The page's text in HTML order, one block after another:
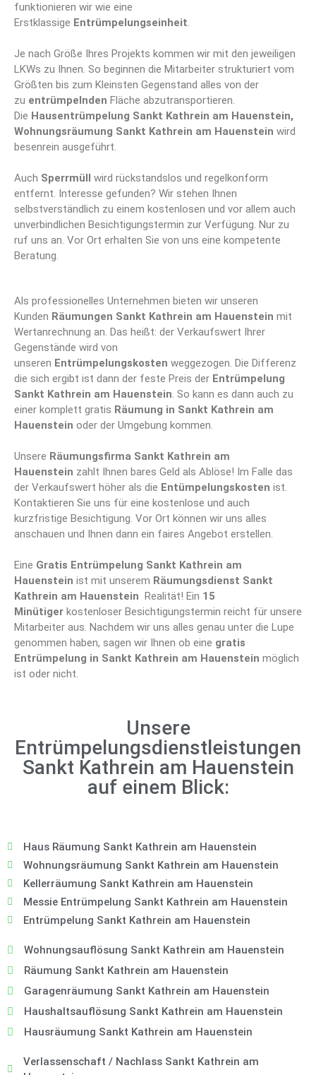
funktionieren wir wie eine
Erstklassige Entrümpelungseinheit.
Je nach Größe Ihres Projekts kommen wir mit den jeweiligen
LKWs zu Ihnen. So beginnen die Mitarbeiter strukturiert vom
Größten bis zum Kleinsten Gegenstand alles von der
zu entrümpelnden Fläche abzutransportieren.
Die Hausentrümpelung Sankt Kathrein am Hauenstein,
Wohnungsräumung Sankt Kathrein am Hauenstein wird
besenrein ausgeführt.
Auch Sperrmüll wird rückstandslos und regelkonform
entfernt. Interesse gefunden? Wir stehen Ihnen
selbstverständlich zu einem kostenlosen und vor allem auch
unverbindlichen Besichtigungstermin zur Verfügung. Nur zu
ruf uns an. Vor Ort erhalten Sie von uns eine kompetente
Beratung.
Als professionelles Unternehmen bieten wir unseren
Kunden Räumungen Sankt Kathrein am Hauenstein mit
Wertanrechnung an. Das heißt: der Verkaufswert Ihrer
Gegenstände wird von
unseren Entrümpelungskosten weggezogen. Die Differenz
die sich ergibt ist dann der feste Preis der Entrümpelung
Sankt Kathrein am Hauenstein. So kann es dann auch zu
einer komplett gratis Räumung in Sankt Kathrein am
Hauenstein oder der Umgebung kommen.
Unsere Räumungsfirma Sankt Kathrein am
Hauenstein zahlt Ihnen bares Geld als Ablöse! Im Falle das
der Verkaufswert höher als die Entümpelungskosten ist.
Kontaktieren Sie uns für eine kostenlose und auch
kurzfristige Besichtigung. Vor Ort können wir uns alles
anschauen und Ihnen dann ein faires Angebot erstellen.
Eine Gratis Entrümpelung Sankt Kathrein am
Hauenstein ist mit unserem Räumungsdienst Sankt
Kathrein am Hauenstein Realität! Ein 15
Minütiger kostenloser Besichtigungstermin reicht für unsere
Mitarbeiter aus. Nachdem wir uns alles genau unter die Lupe
genommen haben, sagen wir Ihnen ob eine gratis
Entrümpelung in Sankt Kathrein am Hauenstein möglich
ist oder nicht.
Unsere
Entrümpelungsdienstleistungen
Sankt Kathrein am Hauenstein
auf einem Blick:
Haus Räumung Sankt Kathrein am Hauenstein
Wohnungsräumung Sankt Kathrein am Hauenstein
Kellerräumung Sankt Kathrein am Hauenstein
Messie Entrümpelung Sankt Kathrein am Hauenstein
Entrümpelung Sankt Kathrein am Hauenstein
Wohnungsauflösung Sankt Kathrein am Hauenstein
Räumung Sankt Kathrein am Hauenstein
Garagenräumung Sankt Kathrein am Hauenstein
Haushaltsauflösung Sankt Kathrein am Hauenstein
Hausräumung Sankt Kathrein am Hauenstein
Verlassenschaft / Nachlass Sankt Kathrein am